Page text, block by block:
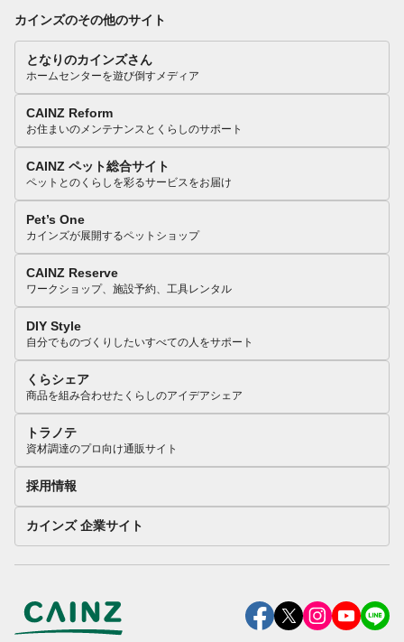
カインズのその他のサイト
となりのカインズさん
ホームセンターを遊び倒すメディア
CAINZ Reform
お住まいのメンテナンスとくらしのサポート
CAINZ ペット総合サイト
ペットとのくらしを彩るサービスをお届け
Pet’s One
カインズが展開するペットショップ
CAINZ Reserve
ワークショップ、施設予約、工具レンタル
DIY Style
自分でものづくりしたいすべての人をサポート
くらシェア
商品を組み合わせたくらしのアイデアシェア
トラノテ
資材調達のプロ向け通販サイト
採用情報
カインズ 企業サイト